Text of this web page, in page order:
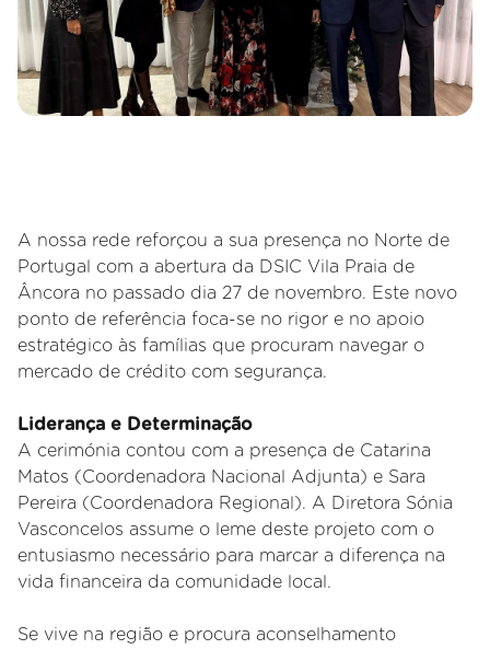
A nossa rede reforçou a sua presença no Norte de
Portugal com a abertura da DSIC Vila Praia de
Âncora no passado dia 27 de novembro. Este novo
ponto de referência foca-se no rigor e no apoio
estratégico às famílias que procuram navegar o
mercado de crédito com segurança.
Liderança e Determinação
A cerimónia contou com a presença de Catarina
Matos (Coordenadora Nacional Adjunta) e Sara
Pereira (Coordenadora Regional). A Diretora Sónia
Vasconcelos assume o leme deste projeto com o
entusiasmo necessário para marcar a diferença na
vida financeira da comunidade local.
Se vive na região e procura aconselhamento